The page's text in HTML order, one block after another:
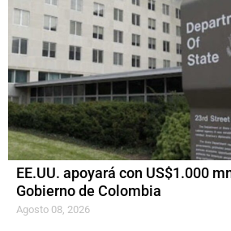
EE.UU. apoyará con US$1.000
Gobierno de Colombia
Agosto 08, 2026